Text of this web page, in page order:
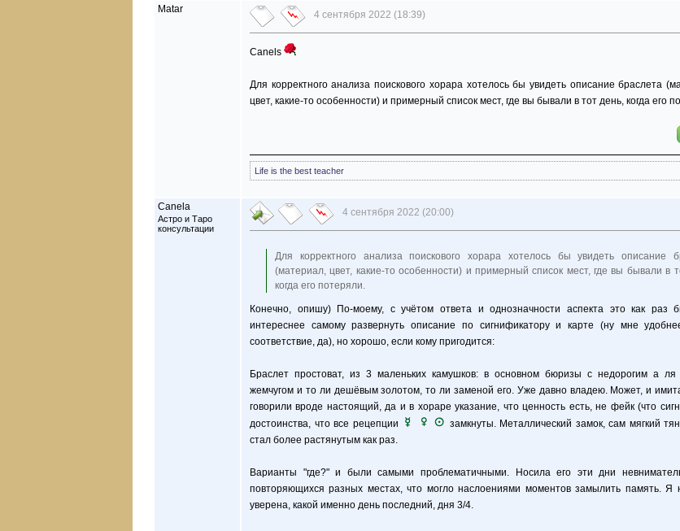
Matar 4 сентября 2022 (18:39)
Canels
Для корректного анализа поискового хорара хотелось бы увидеть описание браслета
цвет, какие-то особенности) и примерный список мест, где вы бывали в тот день, когда его
Life is the best teacher
Canela
Астро и Таро
консультации
4 сентября 2022 (20:00)
Для корректного анализа поискового хорара хотелось бы увидеть описание
(материал, цвет, какие-то особенности) и примерный список мест, где вы бывали в
когда его потеряли.
Конечно, опишу) По-моему, с учётом ответа и однозначности аспекта это как раз
интереснее самому развернуть описание по сигнификатору и карте (ну мне
соответствие, да), но хорошо, если кому пригодится:
Браслет простоват, из 3 маленьких камушков: в основном бюризы с недорогим а
жемчугом и то ли дешёвым золотом, то ли заменой его. Уже давно владею. Может, и
говорили вроде настоящий, да и в хораре указание, что ценность есть, не фейк (что
достоинства, что все рецепции
замкнуты. Металлический замок, сам мягкий
стал более растянутым как раз.
Варианты "где?" и были самыми проблематичными. Носила его эти дни
повторяющихся разных местах, что могло наслоениями моментов замылить память. Я
уверена, какой именно день последний, дня 3/4.